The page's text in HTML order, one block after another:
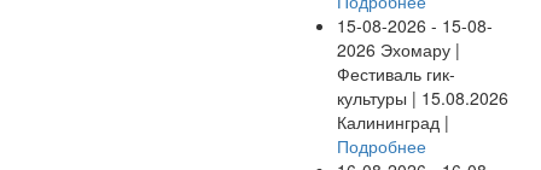
15-08-2026 - 15-08-
2026 Эхомару |
Фестиваль гик-
культуры | 15.08.2026
Калининград |
Подробнее